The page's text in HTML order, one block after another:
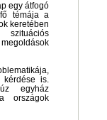
egy átfogó
témája a
keretében
szituációs
is.
egyház
országok